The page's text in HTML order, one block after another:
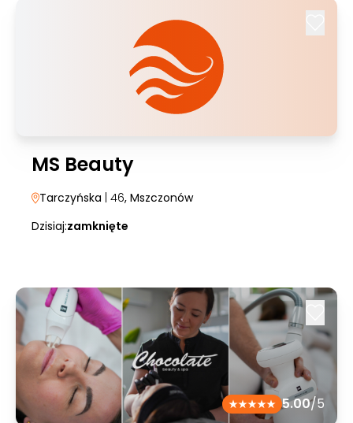
MS Beauty
Tarczyńska | 46, Mszczonów
Dzisiaj:zamknięte
5.00/5